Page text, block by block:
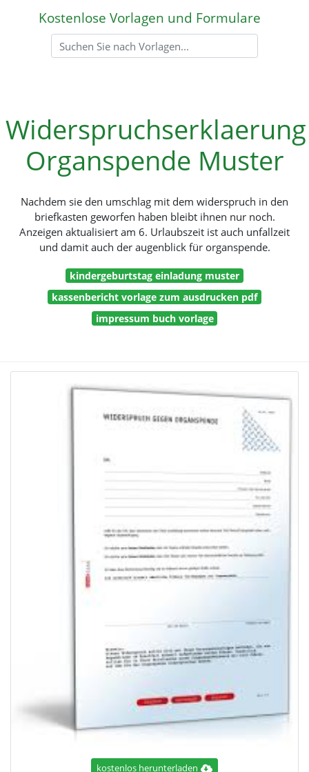
Kostenlose Vorlagen und Formulare
Widerspruchserklaerung
Organspende Muster
Nachdem sie den umschlag mit dem widerspruch in den
briefkasten geworfen haben bleibt ihnen nur noch.
Anzeigen aktualisiert am 6. Urlaubszeit ist auch unfallzeit
und damit auch der augenblick für organspende.
kindergeburtstag einladung muster
kassenbericht vorlage zum ausdrucken pdf
impressum buch vorlage
kostenlos herunterladen